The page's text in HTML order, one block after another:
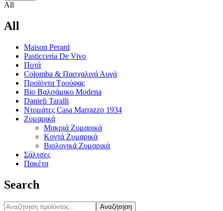
All
All
Maison Perard
Pasticceria De Vivo
Ποτά
Colomba & Πασχαλινά Αυγά
Προϊόντα Τρούφας
Bio Βαλσάμικο Modena
Danieli Taralli
Ντομάτες Casa Marrazzo 1934
Ζυμαρικά
Μακριά Ζυμαρικά
Κοντά Ζυμαρικά
Βιολογικά Ζυμαρικά
Σάλτσες
Πακέτα
Search
Αναζήτηση